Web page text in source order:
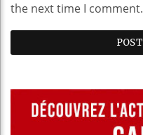
the next time I comment.